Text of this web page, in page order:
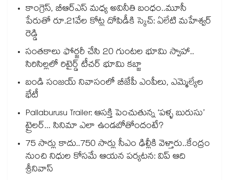
కాంగ్రెస్, బీఆర్ఎస్ మధ్య అవినీతి బంధం..మూసీ
పేరుతో రూ.21వేల కోట్ల దోపిడీకి స్కెచ్: ఏలేటి మహేశ్వర్
రెడ్డి
సంతకాలు ఫోర్జరీ చేసి 20 గుంటల భూమి స్వాహా..
సిరిసిల్లలో రిటైర్డ్ టీచర్ భూమి కబ్జా
బండి సంజయ్ నివాసంలో బీజేపీ ఎంపీలు, ఎమ్మెల్యేల
భేటీ
Pallaburusu Trailer: ఆసక్తి పెంచుతున్న ‘పళ్ళ బురుసు’
ట్రైలర్... సినిమా ఎలా ఉండబోతోందంటే?
75 సార్లు కాదు..75‌‌‌‌‌‌‌‌0 సార్లు సీఎం ఢిల్లీకి వెళ్తారు..కేంద్రం
నుంచి నిధుల కోసమే ఆయన పర్యటన: విప్ ఆది
శ్రీనివాస్